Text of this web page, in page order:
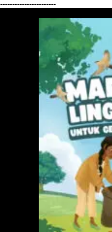
-----------------------